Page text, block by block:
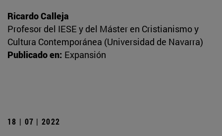
Ricardo Calleja
Profesor del IESE y del Máster en Cristianismo y
Cultura Contemporánea (Universidad de Navarra)
Publicado en: Expansión
18 | 07 | 2022